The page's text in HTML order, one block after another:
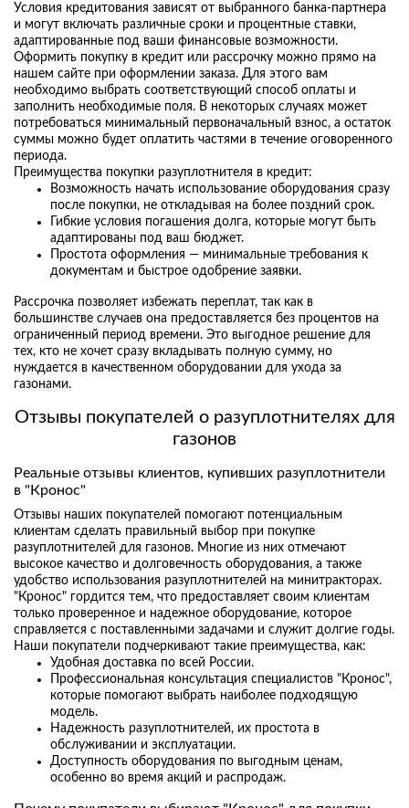
Условия кредитования зависят от выбранного банка-партнера
и могут включать различные сроки и процентные ставки,
адаптированные под ваши финансовые возможности.
Оформить покупку в кредит или рассрочку можно прямо на
нашем сайте при оформлении заказа. Для этого вам
необходимо выбрать соответствующий способ оплаты и
заполнить необходимые поля. В некоторых случаях может
потребоваться минимальный первоначальный взнос, а остаток
суммы можно будет оплатить частями в течение оговоренного
периода.
Преимущества покупки разуплотнителя в кредит:
Возможность начать использование оборудования сразу
после покупки, не откладывая на более поздний срок.
Гибкие условия погашения долга, которые могут быть
адаптированы под ваш бюджет.
Простота оформления — минимальные требования к
документам и быстрое одобрение заявки.
Рассрочка позволяет избежать переплат, так как в
большинстве случаев она предоставляется без процентов на
ограниченный период времени. Это выгодное решение для
тех, кто не хочет сразу вкладывать полную сумму, но
нуждается в качественном оборудовании для ухода за
газонами.
Отзывы покупателей о разуплотнителях для
газонов
Реальные отзывы клиентов, купивших разуплотнители
в "Кронос"
Отзывы наших покупателей помогают потенциальным
клиентам сделать правильный выбор при покупке
разуплотнителей для газонов. Многие из них отмечают
высокое качество и долговечность оборудования, а также
удобство использования разуплотнителей на минитракторах.
"Кронос" гордится тем, что предоставляет своим клиентам
только проверенное и надежное оборудование, которое
справляется с поставленными задачами и служит долгие годы.
Наши покупатели подчеркивают такие преимущества, как:
Удобная доставка по всей России.
Профессиональная консультация специалистов "Кронос",
которые помогают выбрать наиболее подходящую
модель.
Надежность разуплотнителей, их простота в
обслуживании и эксплуатации.
Доступность оборудования по выгодным ценам,
особенно во время акций и распродаж.